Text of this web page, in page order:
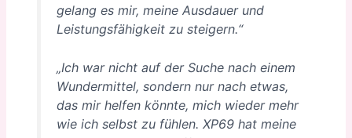
gelang es mir, meine Ausdauer und
Leistungsfähigkeit zu steigern.“
„Ich war nicht auf der Suche nach einem
Wundermittel, sondern nur nach etwas,
das mir helfen könnte, mich wieder mehr
wie ich selbst zu fühlen. XP69 hat meine